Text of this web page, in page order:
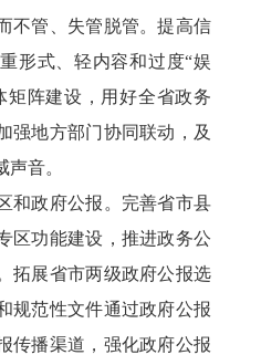
不管、失管脱管。提高信
形式、轻内容和过度“娱
矩阵建设，用好全省政务
强地方部门协同联动，及
音。
政府公报。完善省市县
区功能建设，推进政务公
拓展省市两级政府公报选
规范性文件通过政府公报
传播渠道，强化政府公报